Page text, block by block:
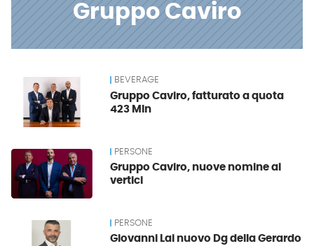
Gruppo Caviro
News BEVERAGE
Gruppo Caviro, fatturato a quota
423 Mln
PERSONE
Gruppo Caviro, nuove nomine ai
vertici
PERSONE
Giovanni Lai nuovo Dg della Gerardo